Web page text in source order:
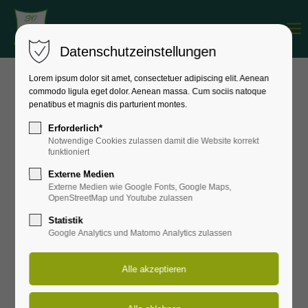
Login
Benutzername
Passwort
Anmelden
Register |Lost your password?
Support
Lorem ipsum dolor sit amet:
Menu
Archiv Ergebnisliste
04
JUL
2026
Werfertag 2026
Datenschutzeinstellungen
Lorem ipsum dolor sit amet, consectetuer adipiscing elit. Aenean
commodo ligula eget dolor. Aenean massa. Cum sociis natoque
penatibus et magnis dis parturient montes.
Erforderlich*
Notwendige Cookies zulassen damit die Website korrekt
funktioniert
Externe Medien
Externe Medien wie Google Fonts, Google Maps,
OpenStreetMap und Youtube zulassen
Statistik
Google Analytics und Matomo Analytics zulassen